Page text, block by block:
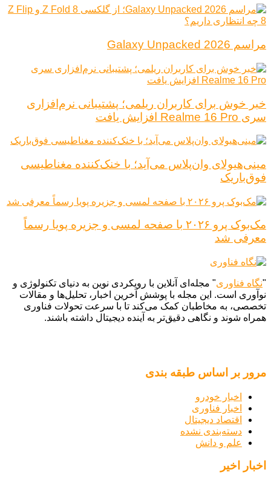
مراسم Galaxy Unpacked 2026
خبر خوش برای کاربران ریلمی؛ پشتیبانی نرم‌افزاری
سری Realme 16 Pro افزایش یافت
مینی‌هیولای وان‌پلاس می‌آید؛ با خنک‌کننده مغناطیسی
فوق‌باریک
مک‌بوک پرو ۲۰۲۶ با صفحه لمسی و جزیره پویا رسماً
معرفی شد
"نگاه فناوری" مجله‌ای آنلاین با رویکردی نوین به دنیای تکنولوژی و
نوآوری است. این مجله با پوشش آخرین اخبار، تحلیل‌ها و مقالات
تخصصی، به مخاطبان کمک می‌کند تا با سرعت تحولات فناوری
همراه شوند و نگاهی دقیق‌تر به آینده دیجیتال داشته باشند.
مرور بر اساس طبقه بندی
اخبار خودرو
اخبار فناوری
اقتصاد دیجیتال
دسته‌بندی نشده
علم و دانش
اخبار اخیر